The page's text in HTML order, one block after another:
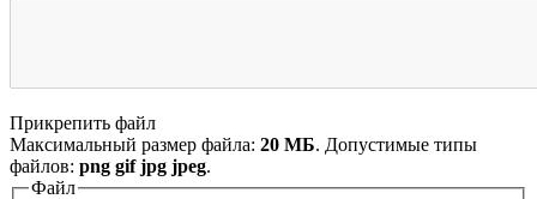
Прикрепить файл
Максимальный размер файла: 20 МБ. Допустимые типы
файлов: png gif jpg jpeg.
Файл